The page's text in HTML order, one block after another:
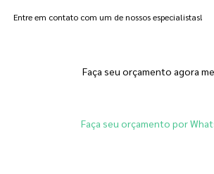
Entre em contato com um de nossos especialistas!
Faça seu orçamento agora
Faça seu orçamento por